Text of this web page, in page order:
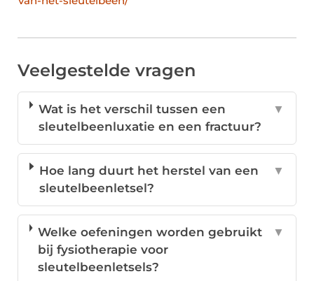
Veelgestelde vragen
Wat is het verschil tussen een
sleutelbeenluxatie en een fractuur?
▼
Hoe lang duurt het herstel van een
sleutelbeenletsel?
▼
Welke oefeningen worden gebruikt
bij fysiotherapie voor
sleutelbeenletsels?
▼